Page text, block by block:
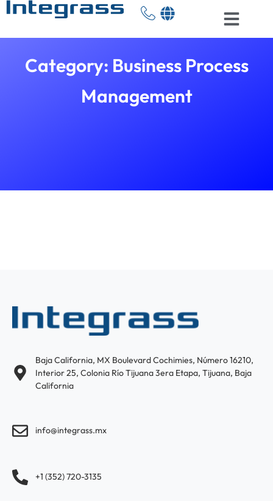
Category: Business Process
Management
Baja California, MX Boulevard Cochimies, Número 16210,
Interior 25, Colonia Río Tijuana 3era Etapa, Tijuana, Baja
California
info@integrass.mx
+1 (352) 720-3135